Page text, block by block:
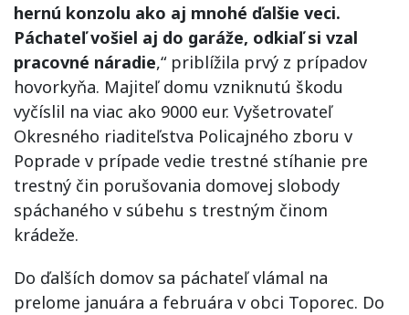
hernú konzolu ako aj mnohé ďalšie veci.
Páchateľ vošiel aj do garáže, odkiaľ si vzal
pracovné náradie,“ priblížila prvý z prípadov
hovorkyňa. Majiteľ domu vzniknutú škodu
vyčíslil na viac ako 9000 eur. Vyšetrovateľ
Okresného riaditeľstva Policajného zboru v
Poprade v prípade vedie trestné stíhanie pre
trestný čin porušovania domovej slobody
spáchaného v súbehu s trestným činom
krádeže.
Do ďalších domov sa páchateľ vlámal na
prelome januára a februára v obci Toporec. Do